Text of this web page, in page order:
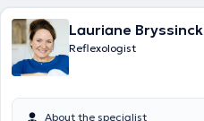
Lauriane Bryssinck
Reflexologist
About the specialist